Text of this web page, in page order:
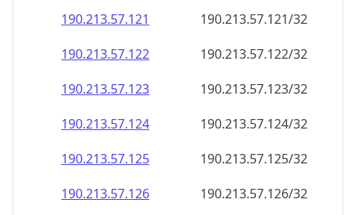
190.213.57.121
190.213.57.121/32
190.213.57.122
190.213.57.122/32
190.213.57.123
190.213.57.123/32
190.213.57.124
190.213.57.124/32
190.213.57.125
190.213.57.125/32
190.213.57.126
190.213.57.126/32